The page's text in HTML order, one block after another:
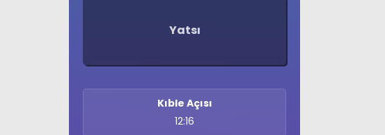
Yatsı
Kıble Açısı
12:16